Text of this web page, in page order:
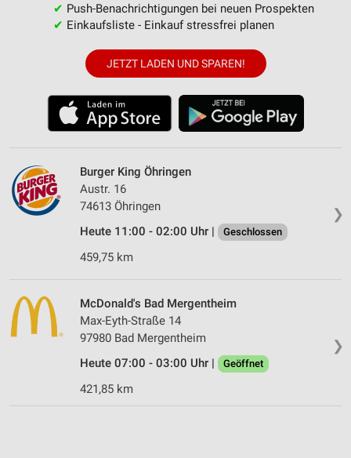
✔ Push-Benachrichtigungen bei neuen Prospekten
✔ Einkaufsliste - Einkauf stressfrei planen
JETZT LADEN UND SPAREN!
❯
Burger King Öhringen
Austr. 16
74613 Öhringen
Heute 11:00 - 02:00 Uhr |
Geschlossen
459,75 km
❯
McDonald's Bad Mergentheim
Max-Eyth-Straße 14
97980 Bad Mergentheim
Heute 07:00 - 03:00 Uhr |
Geöffnet
421,85 km